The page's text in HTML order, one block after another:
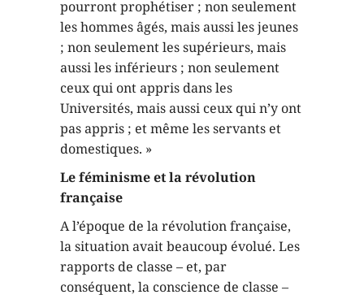
pourront prophétiser ; non seulement
les hommes âgés, mais aussi les jeunes
; non seulement les supérieurs, mais
aussi les inférieurs ; non seulement
ceux qui ont appris dans les
Universités, mais aussi ceux qui n’y ont
pas appris ; et même les servants et
domestiques. »
Le féminisme et la révolution
française
A l’époque de la révolution française,
la situation avait beaucoup évolué. Les
rapports de classe – et, par
conséquent, la conscience de classe –